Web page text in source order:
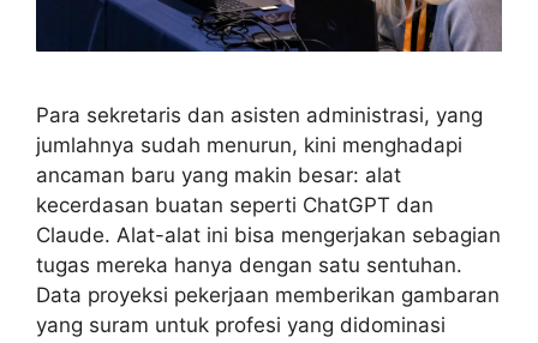
Para sekretaris dan asisten administrasi, yang
jumlahnya sudah menurun, kini menghadapi
ancaman baru yang makin besar: alat
kecerdasan buatan seperti ChatGPT dan
Claude. Alat-alat ini bisa mengerjakan sebagian
tugas mereka hanya dengan satu sentuhan.
Data proyeksi pekerjaan memberikan gambaran
yang suram untuk profesi yang didominasi